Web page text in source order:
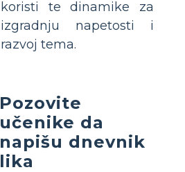
koristi te dinamike za
izgradnju napetosti i
razvoj tema.
Pozovite
učenike da
napišu dnevnik
lika